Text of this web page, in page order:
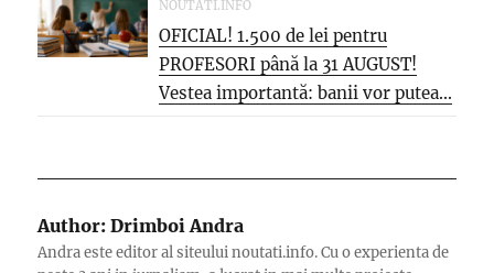
NOUTATI.INFO
OFICIAL! 1.500 de lei pentru
PROFESORI până la 31 AUGUST!
Vestea importantă: banii vor putea...
Author: Drimboi Andra
Andra este editor al siteului noutati.info. Cu o experienta de